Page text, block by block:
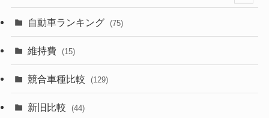
(357)
(328)
(242)
(85)
(84)
(8)
(3)
(21)
自動車ランキング (75)
維持費 (15)
競合車種比較 (129)
新旧比較 (44)